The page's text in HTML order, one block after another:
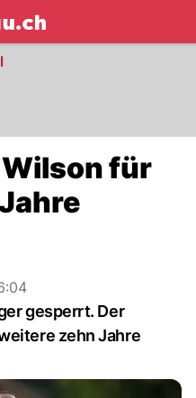
NAU.ch
für
gesperrt. Der
zehn Jahre